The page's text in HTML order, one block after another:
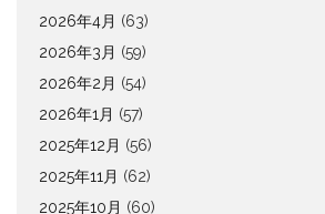
2026年4月 (63)
2026年3月 (59)
2026年2月 (54)
2026年1月 (57)
2025年12月 (56)
2025年11月 (62)
2025年10月 (60)